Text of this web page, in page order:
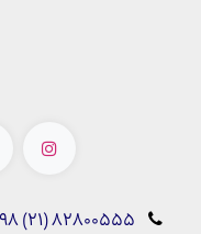
(21) 82800555